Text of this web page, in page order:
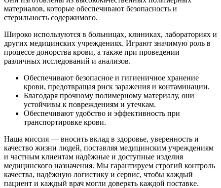
материалов, которые обеспечивают безопасность и
стерильность содержимого.
Широко используются в больницах, клиниках, лабораториях и
других медицинских учреждениях. Играют значимую роль в
процессе донорства крови, а также при проведении
различных исследований и анализов.
Обеспечивают безопасное и гигиеничное хранение
крови, предотвращая риск заражения и контаминации.
Благодаря прочному полимерному материалу, они
устойчивы к повреждениям и утечкам.
Обеспечивают удобство и эффективность при
транспортировке крови.
Наша миссия — вносить вклад в здоровье, уверенность и
качество жизни людей, поставляя медицинским учреждениям
и частным клиентам надёжные и доступные изделия
медицинского назначения. Мы гарантируем строгий контроль
качества, надёжную логистику и сервис, чтобы каждый
пациент и каждый врач могли доверять каждой поставке.